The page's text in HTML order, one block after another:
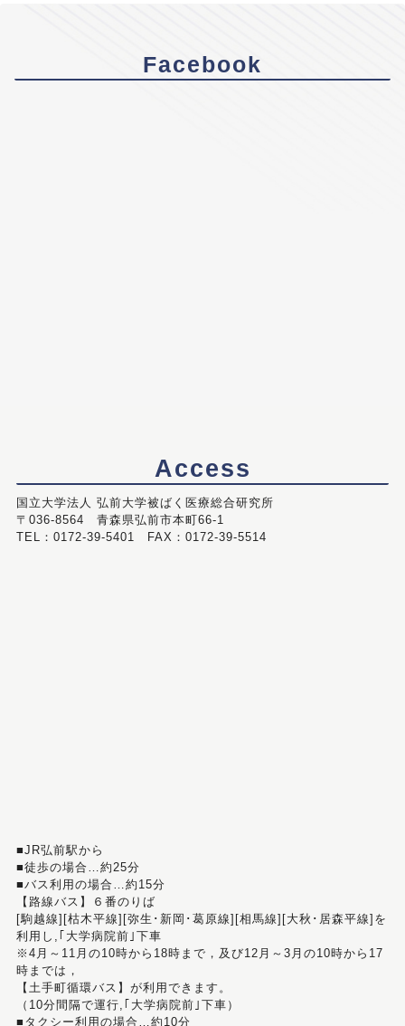
Facebook
Access
国立大学法人 弘前大学被ばく医療総合研究所
〒036-8564 青森県弘前市本町66-1
TEL：0172-39-5401 FAX：0172-39-5514
■JR弘前駅から
■徒歩の場合…約25分
■バス利用の場合…約15分
【路線バス】６番のりば
[駒越線][枯木平線][弥生･新岡･葛原線][相馬線][大秋･居森平線]を
利用し,｢大学病院前｣下車
※4月～11月の10時から18時まで，及び12月～3月の10時から17
時までは，
【土手町循環バス】が利用できます。
（10分間隔で運行,｢大学病院前｣下車）
■タクシー利用の場合…約10分